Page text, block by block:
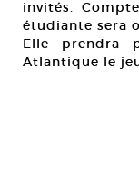
invités.
étudiante sera
Elle prendra
Atlantique le